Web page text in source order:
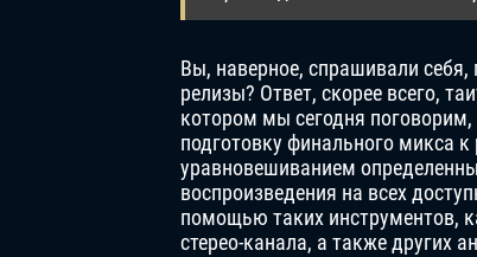
Вы, наверное, спрашивали
релизы? Ответ, скорее всего,
котором мы сегодня
подготовку финального микса
уравновешиванием
воспроизведения на всех
помощью таких инструментов,
стерео-канала, а также других